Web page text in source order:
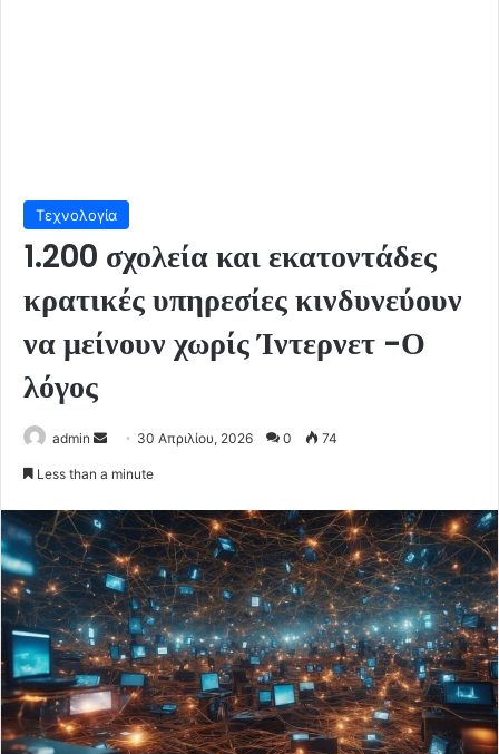
Τεχνολογία
1.200 σχολεία και εκατοντάδες
κρατικές υπηρεσίες κινδυνεύουν
να μείνουν χωρίς Ίντερνετ -Ο
λόγος
admin
Send 30 Απριλίου, 2026 0 74
Less than a minute